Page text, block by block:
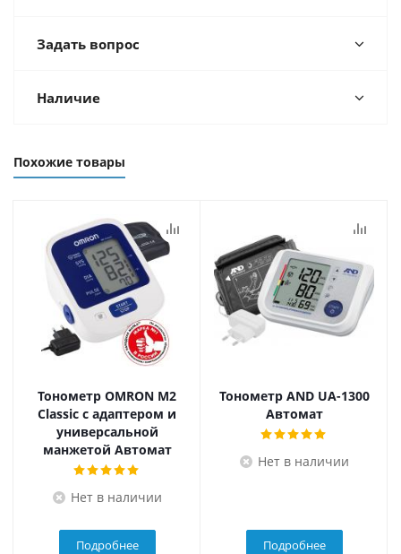
Задать вопрос
Наличие
Похожие товары
Тонометр OMRON M2
Classic с адаптером и
универсальной
манжетой Автомат
Нет в наличии
Подробнее
Тонометр AND UA-1300
Автомат
Нет в наличии
Подробнее